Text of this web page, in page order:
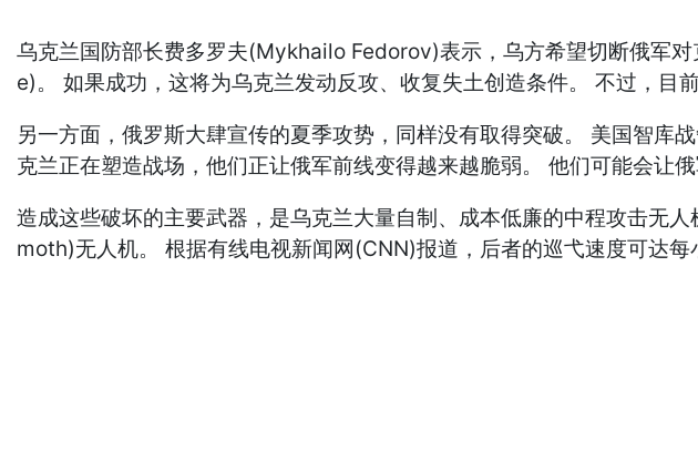
乌克兰国防部长费多罗夫(Mykhailo Fedorov)表示，乌方希望切断俄军
e)。 如果成功，这将为乌克兰发动反攻、收复失土创造条件。 不过，目前
另一方面，俄罗斯大肆宣传的夏季攻势，同样没有取得突破。 美国智
克兰正在塑造战场，他们正让俄军前线变得越来越脆弱。 他们可能会让
造成这些破坏的主要武器，是乌克兰大量自制、成本低廉的中程攻击无
moth)无人机。 根据有线电视新闻网(CNN)报道，后者的巡弋速度可达每